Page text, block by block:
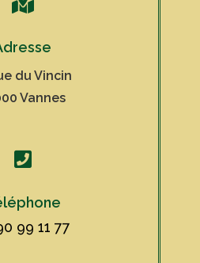
du Vincin
Vannes

99 11 77